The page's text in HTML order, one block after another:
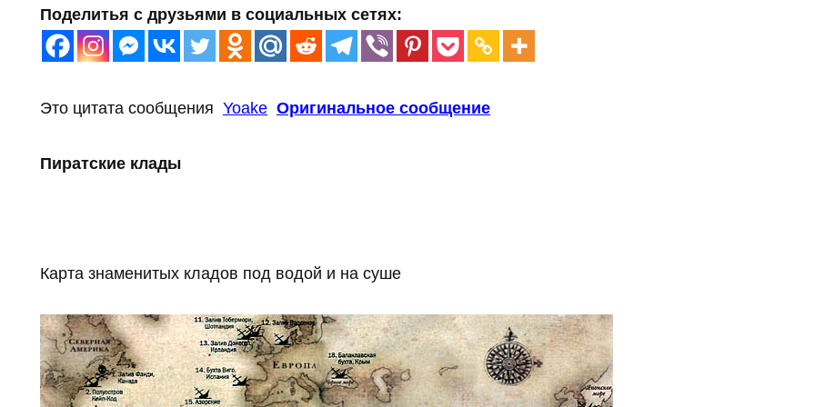
Поделитья с друзьями в социальных сетях:
Это цитата сообщения Yoake Оригинальное сообщение
Пиратские клады
Карта знаменитых кладов под водой и на суше